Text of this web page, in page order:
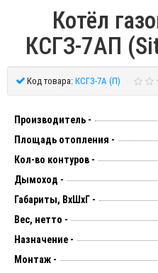
Котёл
КСГЗ-7АП
Код товара: КСГЗ-7А (П)
Производитель -
Площадь отопления -
Кол-во контуров -
Дымоход -
Габариты, ВхШхГ -
Вес, нетто -
Назначение -
Монтаж -